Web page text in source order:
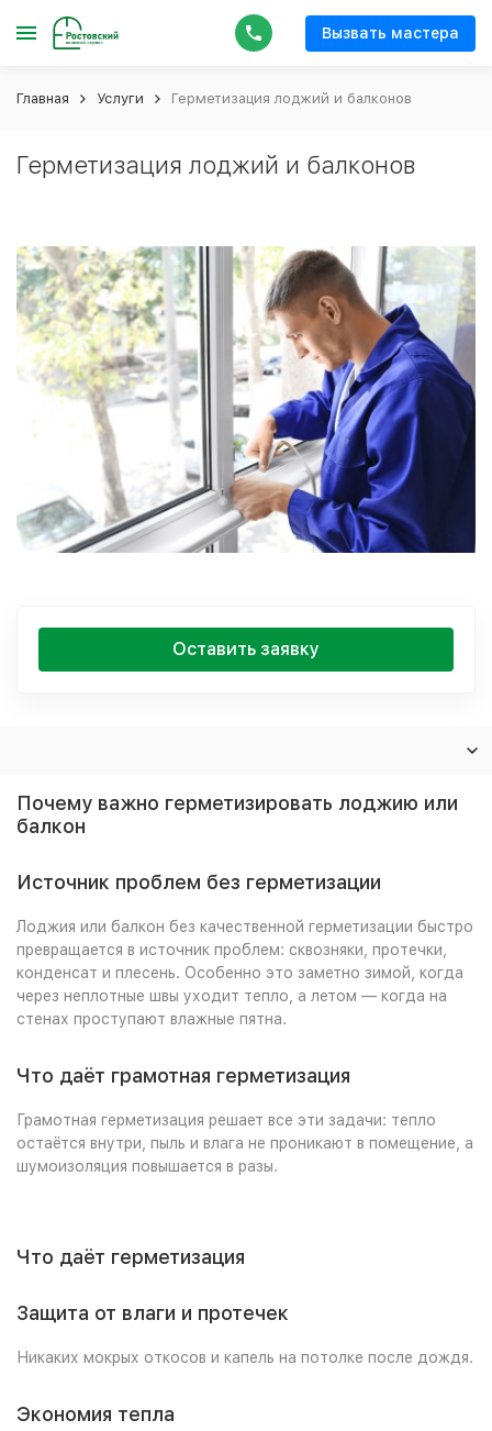
Вызвать мастера
Главная Услуги Герметизация лоджий и балконов
Герметизация лоджий и балконов
Оставить заявку
Почему важно герметизировать лоджию или
балкон
Источник проблем без герметизации
Лоджия или балкон без качественной герметизации быстро
превращается в источник проблем: сквозняки, протечки,
конденсат и плесень. Особенно это заметно зимой, когда
через неплотные швы уходит тепло, а летом — когда на
стенах проступают влажные пятна.
Что даёт грамотная герметизация
Грамотная герметизация решает все эти задачи: тепло
остаётся внутри, пыль и влага не проникают в помещение, а
шумоизоляция повышается в разы.
Что даёт герметизация
Защита от влаги и протечек
Никаких мокрых откосов и капель на потолке после дождя.
Экономия тепла